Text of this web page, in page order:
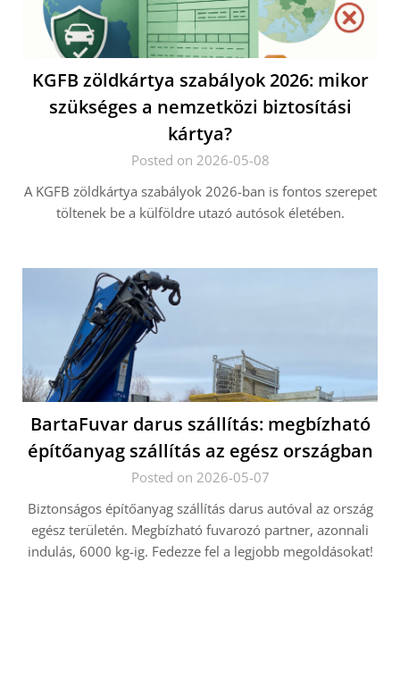
KGFB zöldkártya szabályok 2026: mikor
szükséges a nemzetközi biztosítási
kártya?
Posted on 2026-05-08
A KGFB zöldkártya szabályok 2026-ban is fontos szerepet
töltenek be a külföldre utazó autósok életében.
BartaFuvar darus szállítás: megbízható
építőanyag szállítás az egész országban
Posted on 2026-05-07
Biztonságos építőanyag szállítás darus autóval az ország
egész területén. Megbízható fuvarozó partner, azonnali
indulás, 6000 kg-ig. Fedezze fel a legjobb megoldásokat!